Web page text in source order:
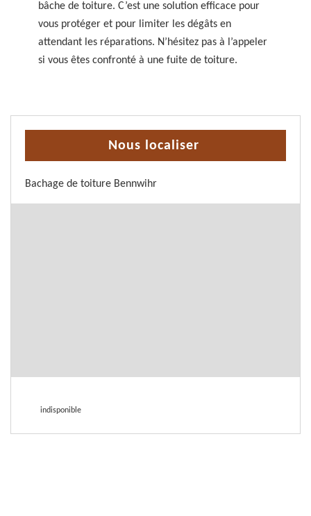
bâche de toiture. C’est une solution efficace pour
vous protéger et pour limiter les dégâts en
attendant les réparations. N’hésitez pas à l’appeler
si vous êtes confronté à une fuite de toiture.
Nous localiser
Bachage de toiture Bennwihr
indisponible